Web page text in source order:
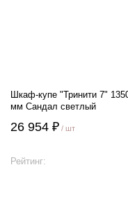
Шкаф-купе "Тринити 7"
мм Сандал светлый
26 954 ₽ / шт
Рейтинг: